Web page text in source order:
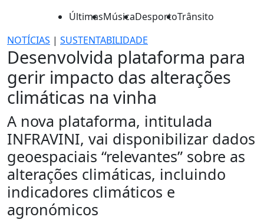
ÚltimasMúsicaDesportoTrânsito
NOTÍCIAS | SUSTENTABILIDADE
Desenvolvida plataforma para
gerir impacto das alterações
climáticas na vinha
A nova plataforma, intitulada
INFRAVINI, vai disponibilizar dados
geoespaciais “relevantes” sobre as
alterações climáticas, incluindo
indicadores climáticos e
agronómicos